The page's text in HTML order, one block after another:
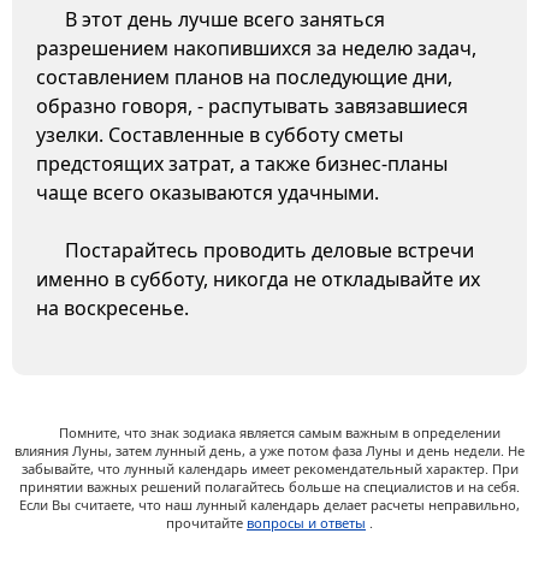
В этот день лучше всего заняться
разрешением накопившихся за неделю задач,
составлением планов на последующие дни,
образно говоря, - распутывать завязавшиеся
узелки. Составленные в субботу сметы
предстоящих затрат, а также бизнес-планы
чаще всего оказываются удачными.
Постарайтесь проводить деловые встречи
именно в субботу, никогда не откладывайте их
на воскресенье.
Помните, что знак зодиака является самым важным в определении
влияния Луны, затем лунный день, а уже потом фаза Луны и день недели. Не
забывайте, что лунный календарь имеет рекомендательный характер. При
принятии важных решений полагайтесь больше на специалистов и на себя.
Если Вы считаете, что наш лунный календарь делает расчеты неправильно,
прочитайте вопросы и ответы .